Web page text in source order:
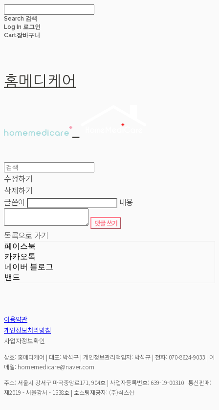
Search 검색
Log In 로그인
Cart장바구니
홈메디케어
수정하기
삭제하기
글쓴이
내용
댓글 쓰기
목록으로 가기
페이스북
카카오톡
네이버 블로그
밴드
이용약관
개인정보처리방침
사업자정보확인
상호: 홈메디케어 | 대표: 박석규 | 개인정보관리책임자: 박석규 | 전화: 070-8624-9033 | 이
메일: homemedicare@naver.com
주소: 서울시 강서구 마곡중앙로171, 904호 | 사업자등록번호: 639-19-00310 | 통신판매:
제2019 - 서울강서 - 1538호 | 호스팅제공자: (주)식스샵